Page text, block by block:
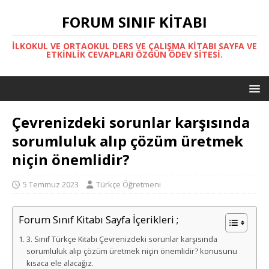
FORUM SINIF KITABI
İLKOKUL VE ORTAOKUL DERS VE ÇALIŞMA KITABI SAYFA VE
ETKINLIK CEVAPLARI ÖZGÜN ÖDEV SITESI.
Çevrenizdeki sorunlar karşısında
sorumluluk alıp çözüm üretmek
niçin önemlidir?
5 Temmuz 2023 Türkçe Öğretmeni
Forum Sınıf Kitabı Sayfa İçerikleri ;
3. Sınıf Türkçe Kitabı Çevrenizdeki sorunlar karşısında
sorumluluk alıp çözüm üretmek niçin önemlidir? konusunu
kısaca ele alacağız.